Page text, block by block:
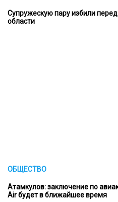
Супружескую пару избили
области
ОБЩЕСТВО
Атамкулов: заключение по
Air будет в ближайшее время